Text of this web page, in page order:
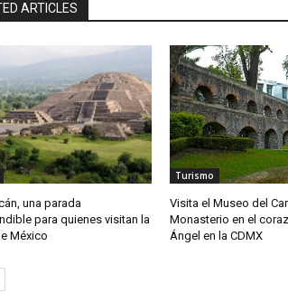
ARTICLES
una parada
para quienes visitan la
México
Turismo
Visita el Museo del
Monasterio en el
Ángel en la CDMX